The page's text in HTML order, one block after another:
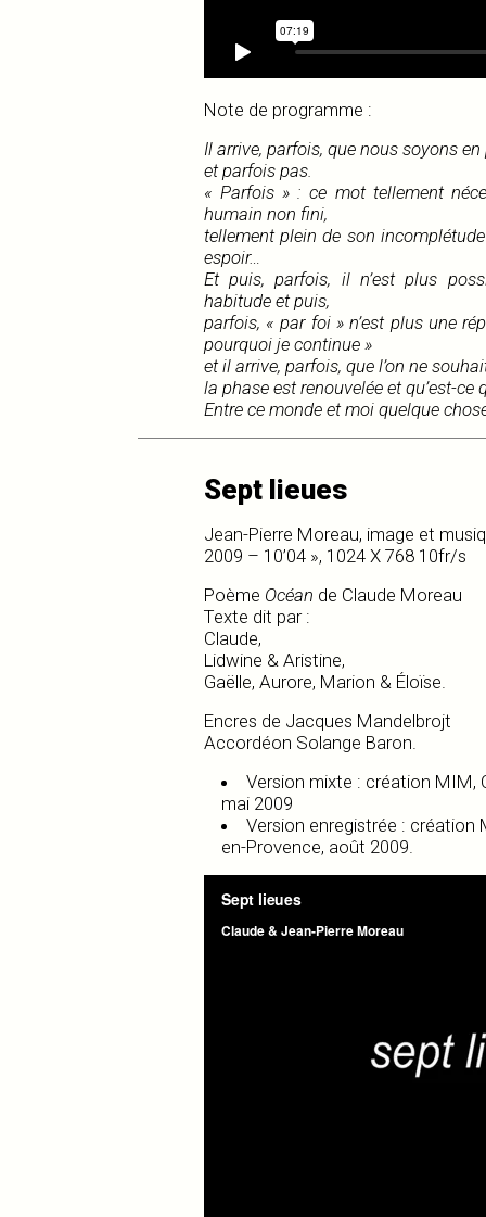
Note de programme :
Il arrive, parfois, que nous soyons
et parfois pas.
« Parfois » : ce mot tellement
humain non fini,
tellement plein de son
espoir…
Et puis, parfois, il n’est plus
habitude et puis,
parfois, « par foi » n’est plus une
pourquoi je continue »
et il arrive, parfois, que l’on ne
la phase est renouvelée et qu’est-ce
Entre ce monde et moi quelque
Sept lieues
Jean-Pierre Moreau, image et
2009 – 10’04 », 1024 X 768 10fr/s
Poème Océan de Claude Moreau
Texte dit par :
Claude,
Lidwine & Aristine,
Gaëlle, Aurore, Marion & Éloïse.
Encres de Jacques Mandelbrojt
Accordéon Solange Baron.
Version mixte : création MIM,
mai 2009
Version enregistrée : création
en-Provence, août 2009.